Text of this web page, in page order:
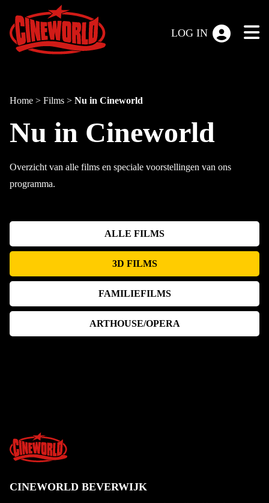
LOG IN
Home > Films > Nu in Cineworld
Nu in Cineworld
Overzicht van alle films en speciale voorstellingen van ons
programma.
ALLE FILMS
3D FILMS
FAMILIEFILMS
ARTHOUSE/OPERA
CINEWORLD BEVERWIJK